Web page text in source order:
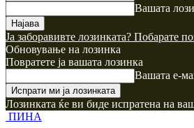
Вашата
Ја заборавивте лозинката? Побарате
Обновување на лозинка
Повратете ја вашата лозинка
Вашата е-
Лозинката ќе ви биде испратена на
ПИНА